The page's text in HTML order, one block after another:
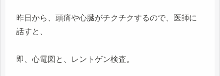
昨日から、頭痛や心臓がチクチクするので、医師に
話すと、
即、心電図と、レントゲン検査。